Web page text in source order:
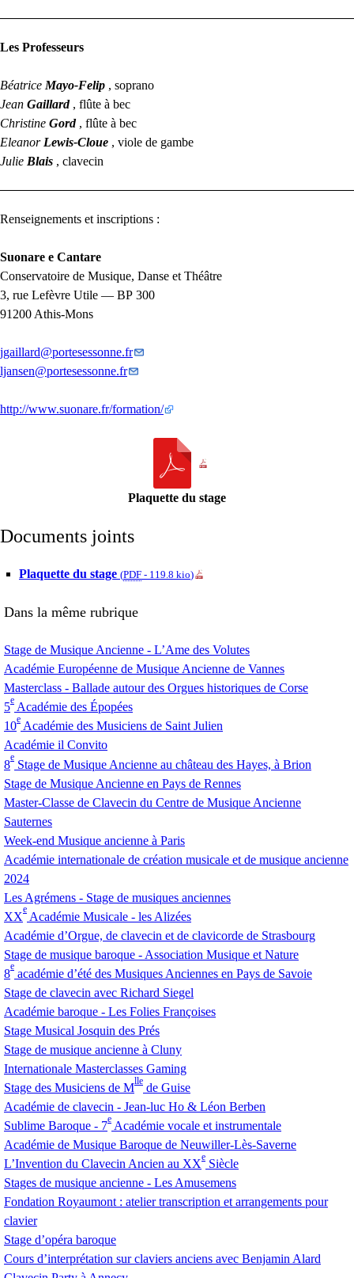
Les Professeurs
Béatrice Mayo-Felip , soprano
Jean Gaillard , flûte à bec
Christine Gord , flûte à bec
Eleanor Lewis-Cloue , viole de gambe
Julie Blais , clavecin
Renseignements et inscriptions :
Suonare e Cantare
Conservatoire de Musique, Danse et Théâtre
3, rue Lefèvre Utile — BP 300
91200 Athis-Mons
jgaillard@portesessonne.fr
ljansen@portesessonne.fr
http://www.suonare.fr/formation/
Plaquette du stage
Documents joints
Plaquette du stage (PDF - 119.8 kio)
Dans la même rubrique
Stage de Musique Ancienne - L’Ame des Volutes
Académie Européenne de Musique Ancienne de Vannes
Masterclass - Ballade autour des Orgues historiques de Corse
5
e
Académie des Épopées
10
e
Académie des Musiciens de Saint Julien
Académie il Convito
8
e
Stage de Musique Ancienne au château des Hayes, à Brion
Stage de Musique Ancienne en Pays de Rennes
Master-Classe de Clavecin du Centre de Musique Ancienne
Sauternes
Week-end Musique ancienne à Paris
Académie internationale de création musicale et de musique ancienne
2024
Les Agrémens - Stage de musiques anciennes
XX
e
Académie Musicale - les Alizées
Académie d’Orgue, de clavecin et de clavicorde de Strasbourg
Stage de musique baroque - Association Musique et Nature
8
e
académie d’été des Musiques Anciennes en Pays de Savoie
Stage de clavecin avec Richard Siegel
Académie baroque - Les Folies Françoises
Stage Musical Josquin des Prés
Stage de musique ancienne à Cluny
Internationale Masterclasses Gaming
Stage des Musiciens de M
lle
de Guise
Académie de clavecin - Jean-luc Ho & Léon Berben
Sublime Baroque - 7
e
Académie vocale et instrumentale
Académie de Musique Baroque de Neuwiller-Lès-Saverne
L’Invention du Clavecin Ancien au XX
e
Siècle
Stages de musique ancienne - Les Amusemens
Fondation Royaumont : atelier transcription et arrangements pour
clavier
Stage d’opéra baroque
Cours d’interprétation sur claviers anciens avec Benjamin Alard